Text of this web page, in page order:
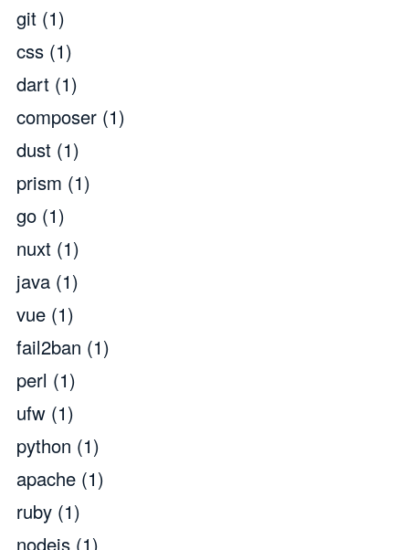
git (1)
css (1)
dart (1)
composer (1)
dust (1)
prism (1)
go (1)
nuxt (1)
java (1)
vue (1)
fail2ban (1)
perl (1)
ufw (1)
python (1)
apache (1)
ruby (1)
nodejs (1)